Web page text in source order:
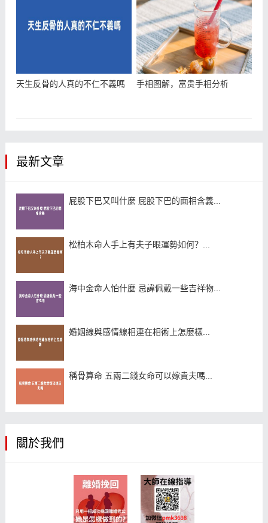
天生反骨的人真的不仁不義嗎 手相图解，富贵手相分析
最新文章
屁股下巴又叫什麼 屁股下巴的面相含義...
松柏木命人手上有夫子眼運勢如何？...
海中金命人怕什麼 忌諱佩戴一些吉祥物...
婚姻線與感情線相連在相術上怎麼樣...
稱骨算命 五兩二錢女命可以嫁貴夫嗎...
關於我們